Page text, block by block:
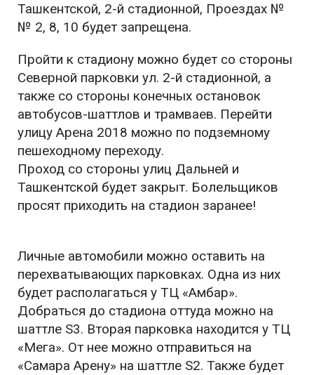
Ташкентской, 2-й стадионной, Проездах №
№ 2, 8, 10 будет запрещена.
Пройти к стадиону можно будет со стороны
Северной парковки ул. 2-й стадионной, а
также со стороны конечных остановок
автобусов-шаттлов и трамваев. Перейти
улицу Арена 2018 можно по подземному
пешеходному переходу.
Проход со стороны улиц Дальней и
Ташкентской будет закрыт. Болельщиков
просят приходить на стадион заранее!
Личные автомобили можно оставить на
перехватывающих парковках. Одна из них
будет располагаться у ТЦ «Амбар».
Добраться до стадиона оттуда можно на
шаттле S3. Вторая парковка находится у ТЦ
«Мега». От нее можно отправиться на
«Самара Арену» на шаттле S2. Также будет